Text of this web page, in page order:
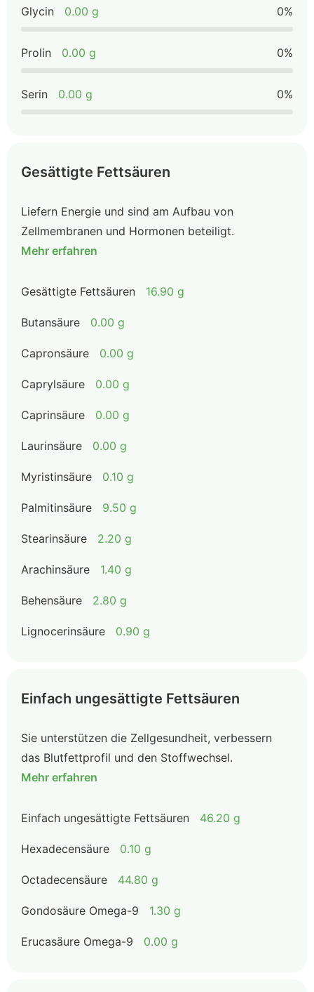
Glycin 0.00 g 0%
Prolin 0.00 g 0%
Serin 0.00 g 0%
Gesättigte Fettsäuren
Liefern Energie und sind am Aufbau von
Zellmembranen und Hormonen beteiligt.
Mehr erfahren
Gesättigte Fettsäuren 16.90 g
Butansäure 0.00 g
Capronsäure 0.00 g
Caprylsäure 0.00 g
Caprinsäure 0.00 g
Laurinsäure 0.00 g
Myristinsäure 0.10 g
Palmitinsäure 9.50 g
Stearinsäure 2.20 g
Arachinsäure 1.40 g
Behensäure 2.80 g
Lignocerinsäure 0.90 g
Einfach ungesättigte Fettsäuren
Sie unterstützen die Zellgesundheit, verbessern
das Blutfettprofil und den Stoffwechsel.
Mehr erfahren
Einfach ungesättigte Fettsäuren 46.20 g
Hexadecensäure 0.10 g
Octadecensäure 44.80 g
Gondosäure Omega-9 1.30 g
Erucasäure Omega-9 0.00 g